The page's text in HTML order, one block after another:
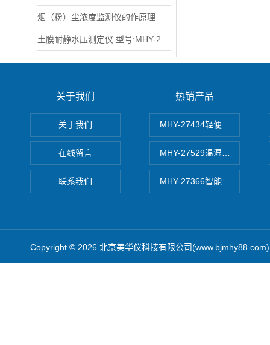
烟（粉）尘浓度监测仪的作原理
关于我们
关于我们
在线留言
联系我们
热销产品
MHY-27434轻便式自动水质
MHY-27529温湿度记录仪
MHY-27366智能数字微压计
Copyright © 2026 北京美华仪科技有限公司